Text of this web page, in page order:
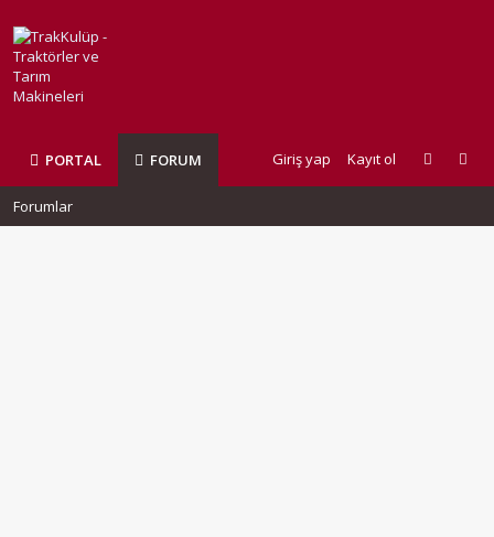
PORTAL FORUM Giriş yap Kayıt ol
Forumlar